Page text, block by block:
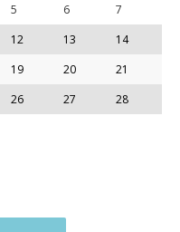
5 6
7
12 13
14
19 20
21
26 27 28